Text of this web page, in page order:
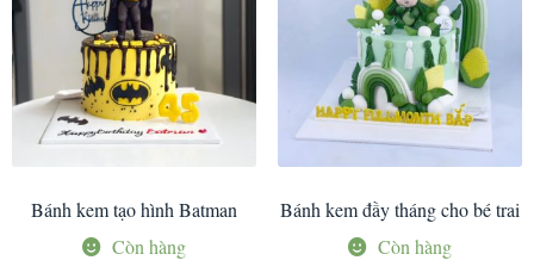
Bánh kem tạo hình Batman
Còn hàng
Bánh kem đầy tháng cho bé trai
Còn hàng